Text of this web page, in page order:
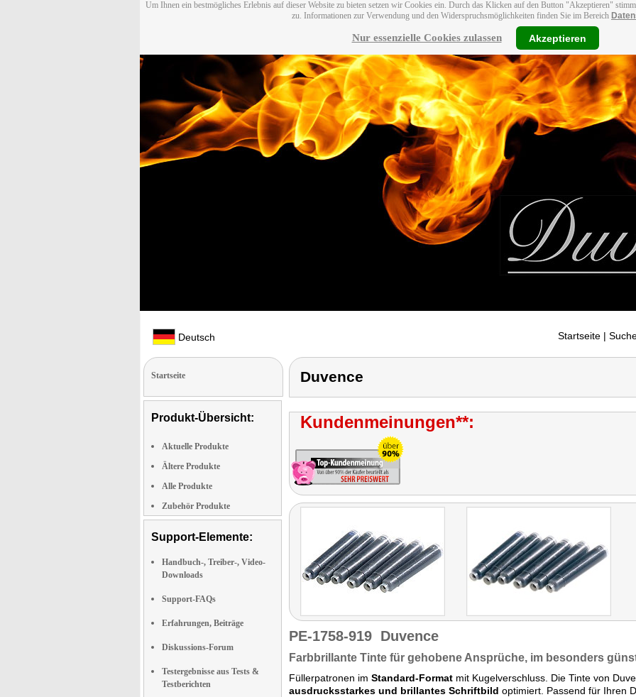
Um Ihnen ein bestmögliches Erlebnis auf dieser Website zu bieten setzen wir Cookies ein. Durch das Klicken auf den Button "Akzeptieren"
zu. Informationen zur Verwendung und den Widerspruchsmöglichkeiten finden Sie im Bereich
Nur essenzielle Cookies zulassen Akzeptieren
Deutsch Startseite |
Startseite
Produkt-Übersicht:
Aktuelle Produkte
Ältere Produkte
Alle Produkte
Zubehör Produkte
Support-Elemente:
Handbuch-, Treiber-, Video-
Downloads
Support-FAQs
Erfahrungen, Beiträge
Diskussions-Forum
Testergebnisse aus Tests &
Testberichten
Duvence
Kundenmeinungen**:
PE-1758-919 Duvence
Farbbrillante Tinte für gehobene Ansprüche, im besonders
Füllerpatronen im Standard-Format mit Kugelverschluss. Die Tinte von
ausdrucksstarkes und brillantes Schriftbild optimiert. Passend für Ihren